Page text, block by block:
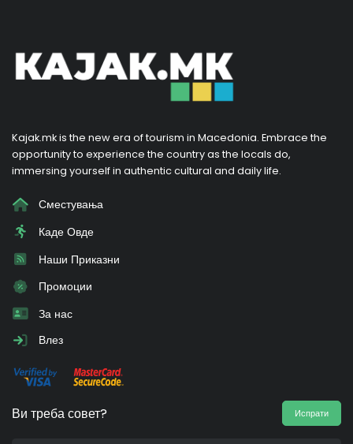
Kajak.mk is the new era of tourism in Macedonia. Embrace the
opportunity to experience the country as the locals do,
immersing yourself in authentic cultural and daily life.
Сместувања
Каде Овде
Наши Приказни
Промоции
За нас
Влез
Ви треба совет? Испрати